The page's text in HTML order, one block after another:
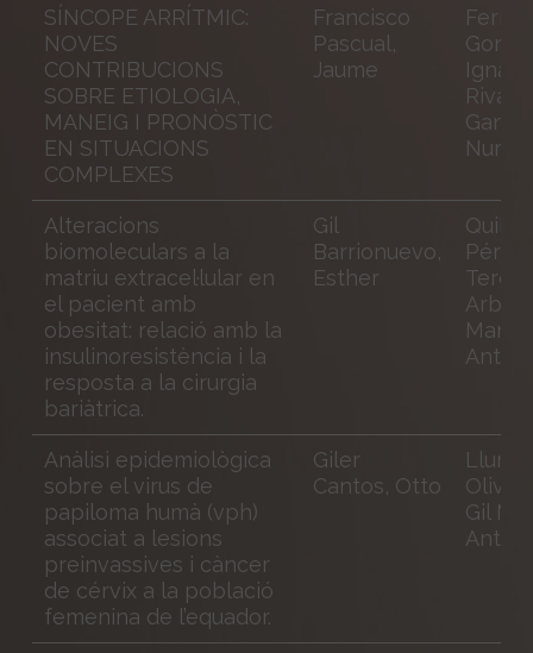
SÍNCOPE ARRÍTMIC:
NOVES
CONTRIBUCIONS
SOBRE ETIOLOGIA,
MANEIG I PRONÒSTIC
EN SITUACIONS
COMPLEXES
Francisco
Pascual,
Jaume
Rivas
Nuria
Alteracions
biomoleculars a la
matriu extracel·lular en
el pacient amb
obesitat: relació amb la
insulinoresistència i la
resposta a la cirurgia
bariàtrica.
Gil
Barrionuevo,
Esther
Quiles
Arbos
Maria
Anàlisi epidemiològica
sobre el virus de
papiloma humà (vph)
associat a lesions
preinvassives i càncer
de cérvix a la població
femenina de l’equador.
Giler
Cantos, Otto
Llurba
Olivé,
Gil